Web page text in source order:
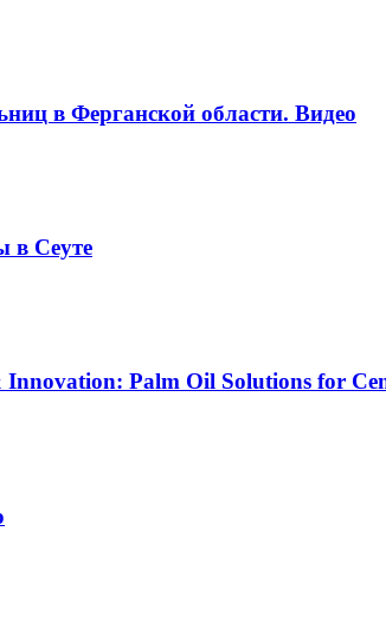
в Ферганской области. Видео
в Сеуте
Palm Oil Solutions for